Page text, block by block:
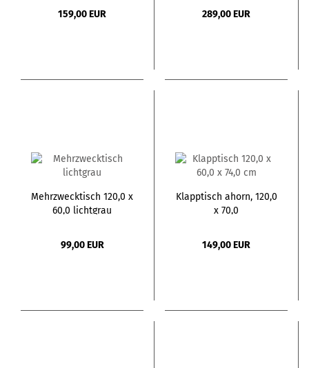
159,00 EUR
289,00 EUR
Mehrzwecktisch 120,0 x
60,0 lichtgrau
99,00 EUR
Klapptisch ahorn, 120,0
x 70,0
149,00 EUR